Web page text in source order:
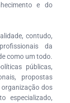
e do
contudo,
da
como um todo.
públicas,
propostas
dos
especializado,